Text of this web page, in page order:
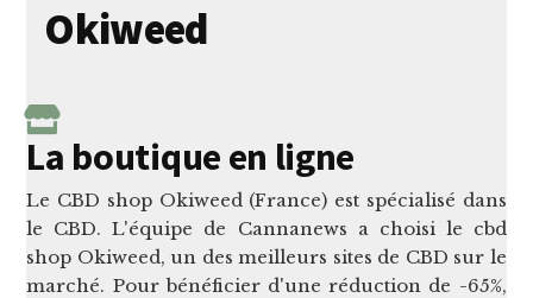
Okiweed
La boutique en ligne
Le CBD shop Okiweed (France) est spécialisé dans
le CBD. L'équipe de Cannanews a choisi le cbd
shop Okiweed, un des meilleurs sites de CBD sur le
marché. Pour bénéficier d'une réduction de -65%,